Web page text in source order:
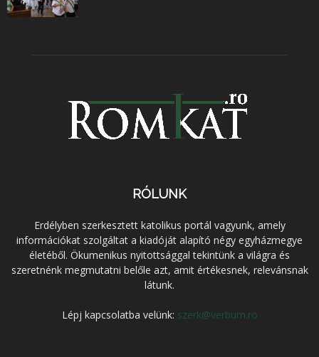
RÓLUNK
Erdélyben szerkesztett katolikus portál vagyunk, amely
információkat szolgáltat a kiadóját alapító négy egyházmegye
életéből. Ökumenikus nyitottsággal tekintünk a világra és
szeretnénk megmutatni belőle azt, amit értékesnek, relevánsnak
látunk.
Lépj kapcsolatba velünk: szerk@verbum.ro